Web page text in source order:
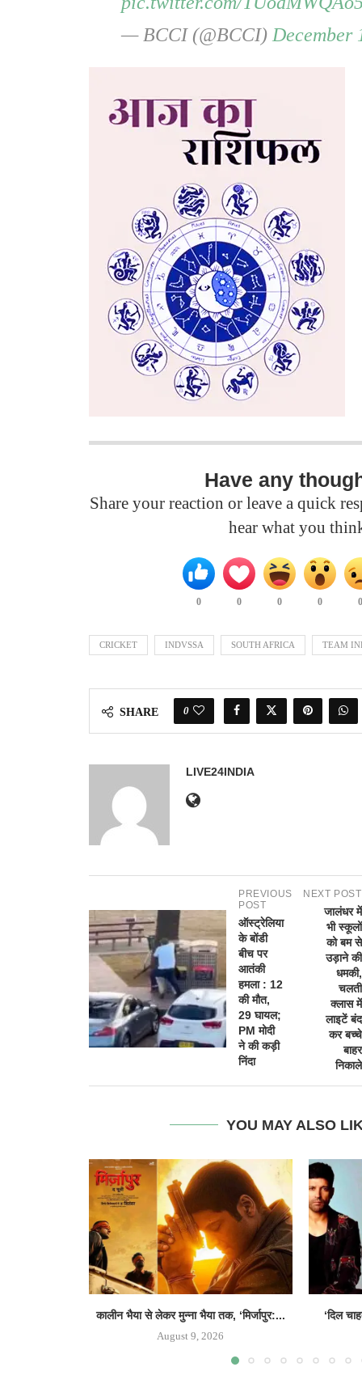
— BCCI (@BCCI) December
Have any
Share your reaction or leave a quick
hear what you
0 0 0 0
CRICKET INDVSSA SOUTH AFRICA TEAM
SHARE 0
LIVE24INDIA
PREVIOUS
POST
ऑस्ट्रेलिया
के बोंडी
बीच पर
आतंकी
हमला : 12
की मौत,
29 घायल;
PM मोदी
ने की कड़ी
निंदा
NEXT POST
जालंधर में
भी स्कूलों
को बम से
उड़ाने की
धमकी,
चलती
क्लास में
लाइटें बंद
कर बच्चे
बाहर
निकाले
YOU MAY ALSO
कालीन भैया से लेकर मुन्ना भैया तक, ‘मिर्जापुर:...
August 9, 2026
‘दिल